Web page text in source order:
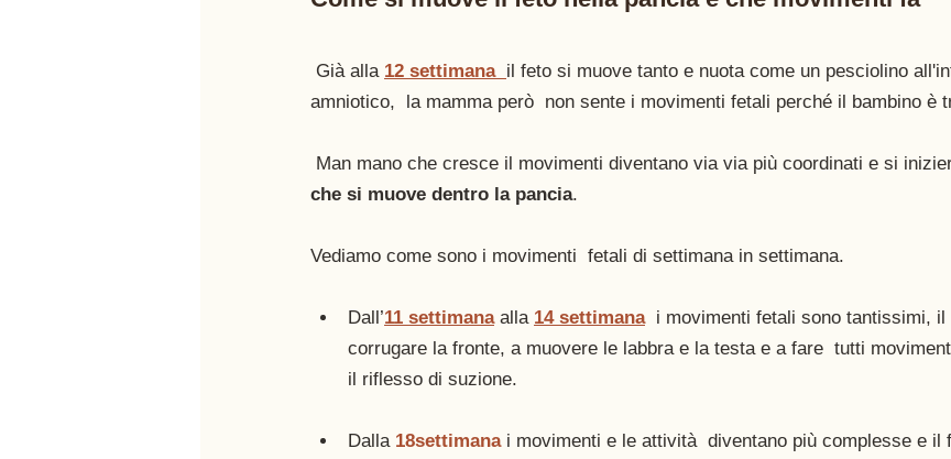
Già alla 12 settimana il feto si muove tanto e nuota come un pesciolino
amniotico,  la mamma però  non sente i movimenti fetali perché il bambino è
Man mano che cresce il movimenti diventano via via più coordinati e si
che si muove dentro la pancia.
Vediamo come sono i movimenti  fetali di settimana in settimana.
Dall’11 settimana alla 14 settimana
i movimenti fetali sono tantissimi,
corrugare la fronte, a muovere le labbra e la testa e a fare  tutti
il riflesso di suzione.
Dalla 18settimana i movimenti e le attività  diventano più complesse e il